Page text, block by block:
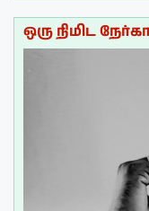
ஒரு நிமிட